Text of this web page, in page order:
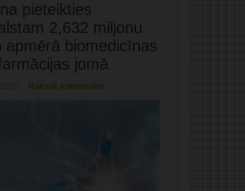
pieteikties
2,632 miljonu
apmērā biomedicīnas
jomā
Rakstīt komentāru